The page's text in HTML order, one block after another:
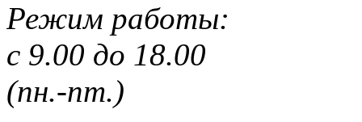
Режим работы:
с 9.00 до 18.00
(пн.-пт.)